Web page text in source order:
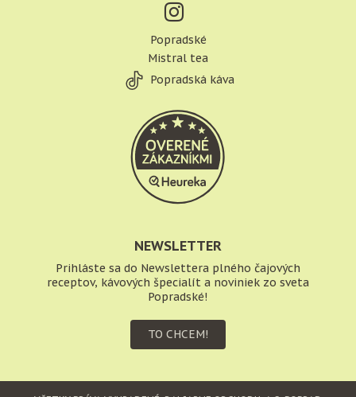
Popradské
Mistral tea
Popradská káva
NEWSLETTER
Prihláste sa do Newslettera plného čajových
receptov, kávových špecialít a noviniek zo sveta
Popradské!
TO CHCEM!